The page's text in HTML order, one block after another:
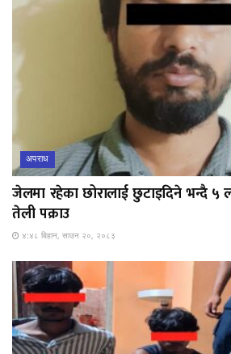
अपराध
जेलमा रहेका छोरालाई छुटाइदिने भन्दै ५
तेली पक्राउ
४:४८ बिहान, साउन २०, २०८३